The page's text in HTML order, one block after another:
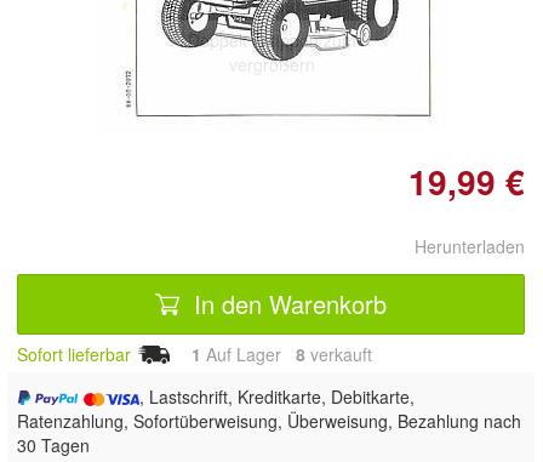
Doppelt antippen zum
vergrößern
19,99 €
Herunterladen
In den Warenkorb
Sofort lieferbar 1 Auf Lager 8 verkauft
, Lastschrift, Kreditkarte, Debitkarte,
Ratenzahlung, Sofortüberweisung, Überweisung, Bezahlung nach
30 Tagen